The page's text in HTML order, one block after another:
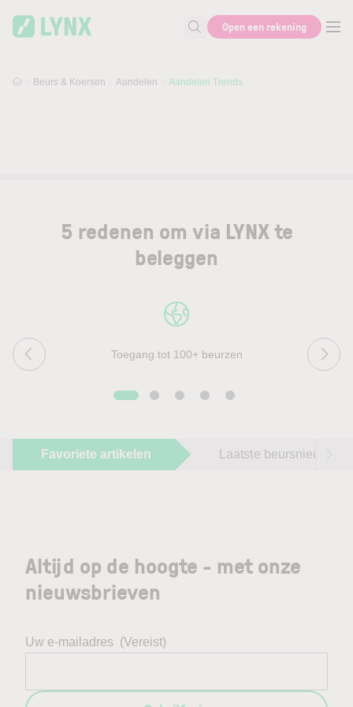
Zoek naar informatie
Open een rekening
Beurs & Koersen Aandelen Aandelen Trends
5 redenen om via LYNX te
beleggen
Toegang tot 100+ beurzen
Favoriete artikelen Laatste beursnieuws
Altijd op de hoogte - met onze
nieuwsbrieven
Uw e-mailadres (Vereist)